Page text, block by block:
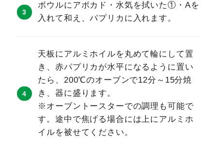
ボウルにアボカド・水気を拭いた①・Aを
入れて和え、パプリカに入れます。
天板にアルミホイルを丸めて輪にして置
き、赤パプリカが水平になるように置い
たら、200℃のオーブンで12分～15分焼
き、器に盛ります。
※オーブントースターでの調理も可能で
す。途中で焦げる場合には上にアルミホ
イルを被せてください。